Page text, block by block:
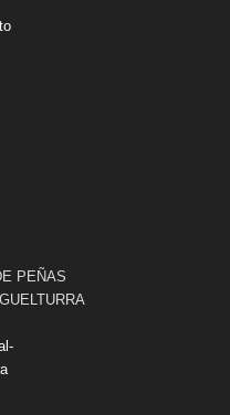
PEÑAS